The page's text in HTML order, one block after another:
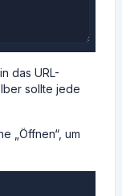
das URL-
sollte jede
„Öffnen“, um